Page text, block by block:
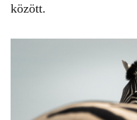
között.